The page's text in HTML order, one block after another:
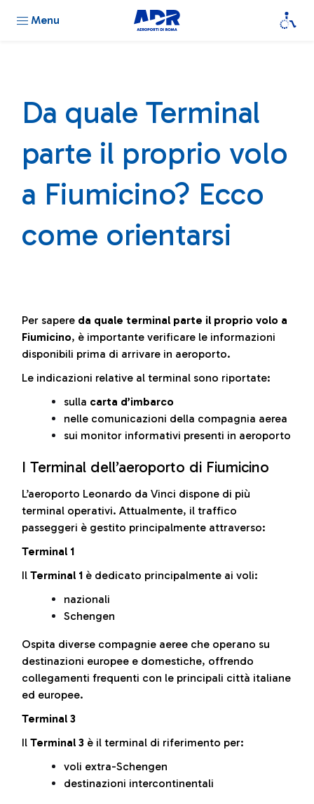
Menu
Da quale Terminal
parte il proprio volo
a Fiumicino? Ecco
come orientarsi
Per sapere da quale terminal parte il proprio volo a
Fiumicino, è importante verificare le informazioni
disponibili prima di arrivare in aeroporto.
Le indicazioni relative al terminal sono riportate:
sulla carta d’imbarco
nelle comunicazioni della compagnia aerea
sui monitor informativi presenti in aeroporto
I Terminal dell’aeroporto di Fiumicino
L’aeroporto Leonardo da Vinci dispone di più
terminal operativi. Attualmente, il traffico
passeggeri è gestito principalmente attraverso:
Terminal 1
Il Terminal 1 è dedicato principalmente ai voli:
nazionali
Schengen
Ospita diverse compagnie aeree che operano su
destinazioni europee e domestiche, offrendo
collegamenti frequenti con le principali città italiane
ed europee.
Terminal 3
Il Terminal 3 è il terminal di riferimento per:
voli extra-Schengen
destinazioni intercontinentali